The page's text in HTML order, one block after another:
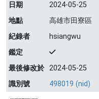
日期
2024-05-25
地點
高雄市田寮區
紀錄者
hsiangwu
鑑定
最後修改於 2024-05-25
識別號
498019 (nid)